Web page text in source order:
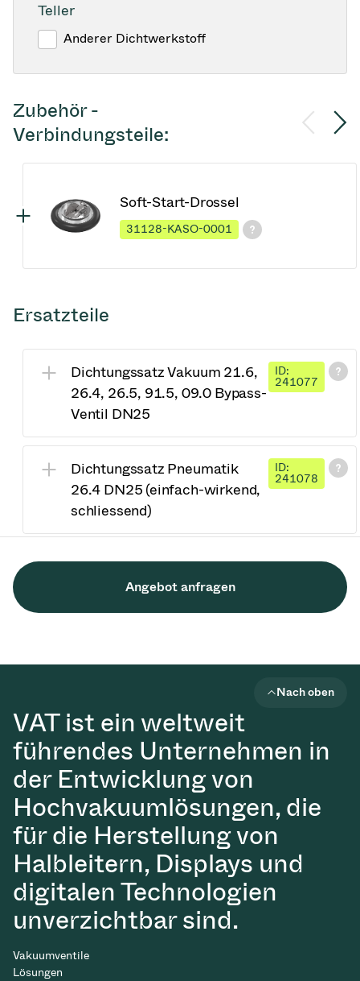
Teller
Anderer Dichtwerkstoff
Zubehör -
Verbindungsteile:
Soft-Start-Drossel
31128-KASO-0001
Ersatzteile
Dichtungssatz Vakuum 21.6,
26.4, 26.5, 91.5, 09.0 Bypass-
Ventil DN25
ID:
241077
Dichtungssatz Pneumatik
26.4 DN25 (einfach-wirkend,
schliessend)
ID:
241078
Angebot anfragen
VAT ist ein weltweit
führendes Unternehmen in
der Entwicklung von
Hochvakuumlösungen, die
für die Herstellung von
Halbleitern, Displays und
digitalen Technologien
unverzichtbar sind.
Nach oben
Vakuumventile
Lösungen